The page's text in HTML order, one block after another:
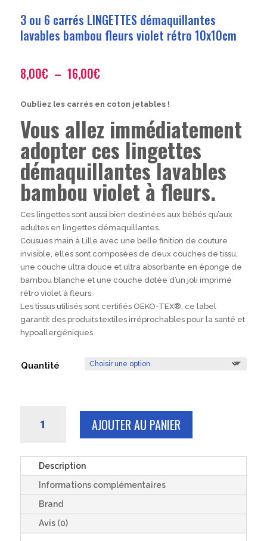
3 ou 6 carrés LINGETTES démaquillantes
lavables bambou fleurs violet rétro 10x10cm
8,00€ – 16,00€Plage
prix :
8,00€
à
16,00€
Oubliez les carrés en coton jetables !
Vous allez immédiatement
adopter ces lingettes
démaquillantes lavables
bambou violet à fleurs.
Ces lingettes sont aussi bien destinées aux bébés qu’aux
adultes en lingettes démaquillantes.
Cousues main à Lille avec une belle finition de couture
invisible, elles sont composées de deux couches de tissu,
une couche ultra douce et ultra absorbante en éponge de
bambou blanche et une couche dotée d’un joli imprimé
rétro violet à fleurs.
Les tissus utilisés sont certifiés OEKO-TEX®, ce label
garantit des produits textiles irréprochables pour la santé et
hypoallergéniques.
Quantité
carrés
LINGETTES
démaquillantes
lavables
bambou
AJOUTER AU PANIER
Description
Informations complémentaires
Brand
Avis (0)